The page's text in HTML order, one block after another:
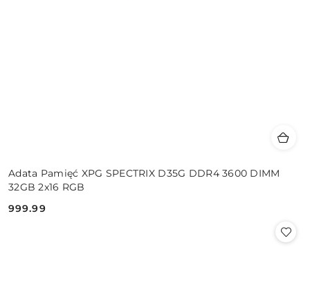
Adata Pamięć XPG SPECTRIX D35G DDR4 3600 DIMM
32GB 2x16 RGB
Cena:
999.99